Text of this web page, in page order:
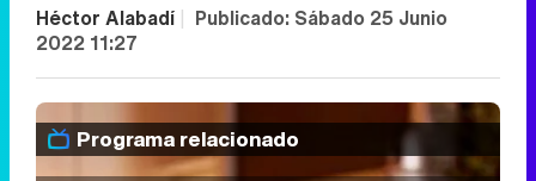
Héctor Alabadí | Publicado: Sábado 25 Junio
2022 11:27
Programa relacionado